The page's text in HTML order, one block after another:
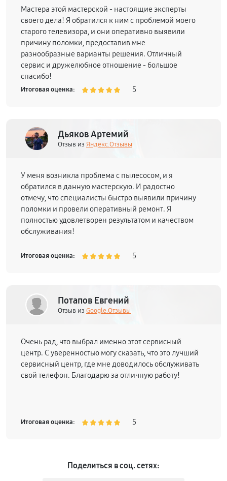
Мастера этой мастерской - настоящие эксперты
своего дела! Я обратился к ним с проблемой моего
старого телевизора, и они оперативно выявили
причину поломки, предоставив мне
разнообразные варианты решения. Отличный
сервис и дружелюбное отношение - большое
спасибо!
Итоговая оценка: 5
Дьяков Артемий
Отзыв из Яндекс.Отзывы
У меня возникла проблема с пылесосом, и я
обратился в данную мастерскую. И радостно
отмечу, что специалисты быстро выявили причину
поломки и провели оперативный ремонт. Я
полностью удовлетворен результатом и качеством
обслуживания!
Итоговая оценка: 5
Потапов Евгений
Отзыв из Google.Отзывы
Очень рад, что выбрал именно этот сервисный
центр. С уверенностью могу сказать, что это лучший
сервисный центр, где мне доводилось обслуживать
свой телефон. Благодарю за отличную работу!
Итоговая оценка: 5
Поделиться в соц. сетях: